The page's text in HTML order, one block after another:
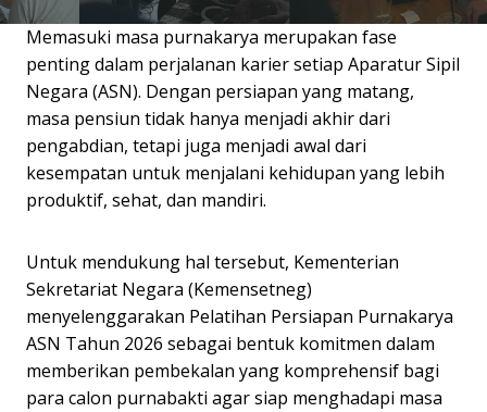
Memasuki masa purnakarya merupakan fase
penting dalam perjalanan karier setiap Aparatur Sipil
Negara (ASN). Dengan persiapan yang matang,
masa pensiun tidak hanya menjadi akhir dari
pengabdian, tetapi juga menjadi awal dari
kesempatan untuk menjalani kehidupan yang lebih
produktif, sehat, dan mandiri.
Untuk mendukung hal tersebut, Kementerian
Sekretariat Negara (Kemensetneg)
menyelenggarakan Pelatihan Persiapan Purnakarya
ASN Tahun 2026 sebagai bentuk komitmen dalam
memberikan pembekalan yang komprehensif bagi
para calon purnabakti agar siap menghadapi masa